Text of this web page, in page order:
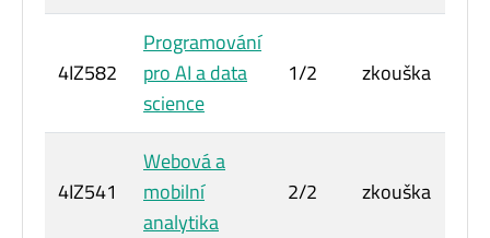
4IZ582
Programování
pro AI a data
science
1/2 zkouška
4IZ541
Webová a
mobilní
analytika
2/2 zkouška